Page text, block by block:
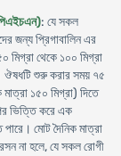
: যে সকল
জন্য প্রিগাবালিন এর
মিগ্রা থেকে ১০০ মিগ্রা
ঔষধটি শুরু করার সময় ৭৫
১৫০ মিগ্রা) দিতে
ভিত্তি করে এক
পারে। মোট দৈনিক মাত্রা
না হলে, যে সকল রোগী